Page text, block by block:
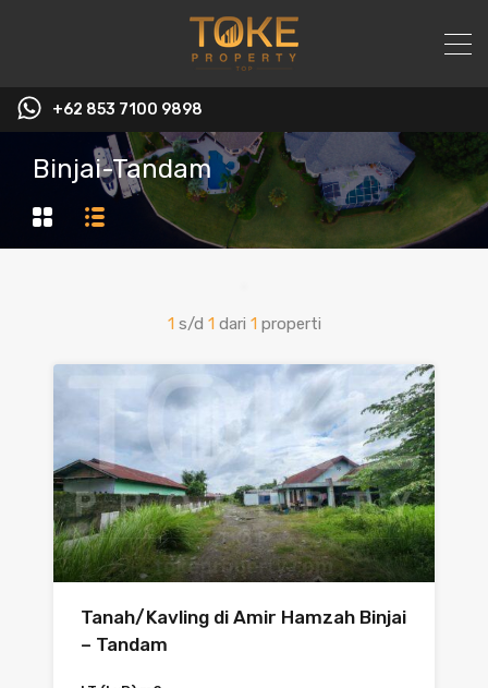
+62 853 7100 9898‬
Binjai-Tandam
1 s/d 1 dari 1 properti
Tanah/Kavling di Amir Hamzah Binjai
– Tandam